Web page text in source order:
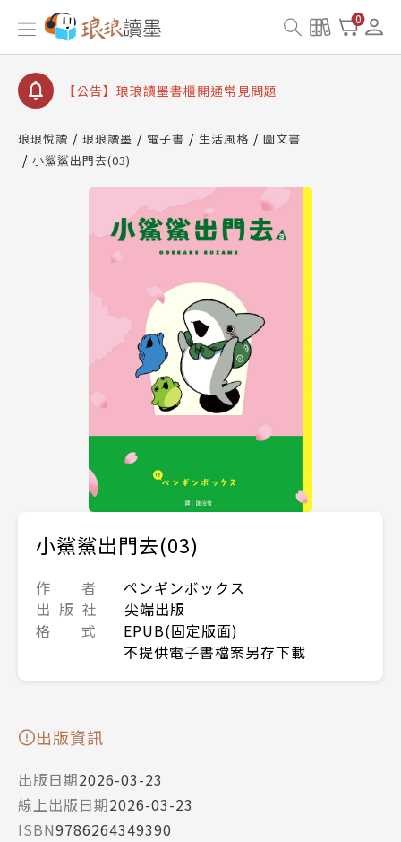
0
【公告】因 Readmoo 讀墨系統維護中，本站同步暫
停部分閱讀服務
【公告】琅琅讀墨數位閱讀資產合併與書櫃開通申請
【公告】琅琅讀墨書櫃開通常見問題
請圖文教學
【公告】琅琅書店服務升級重要說明及資產合併結果
查詢
【公告】因 Readmoo 讀墨系統維護中，本站同步暫
停部分閱讀服務
琅琅悅讀 琅琅讀墨 電子書 生活風格
圖文書
小鯊鯊出門去(03)
小鯊鯊出門去(03)
作 者
ペンギンボックス
出 版 社
尖端出版
格 式
EPUB(固定版面)
不提供電子書檔案另存下載
出版資訊
出版日期2026-03-23
線上出版日期2026-03-23
ISBN9786264349390